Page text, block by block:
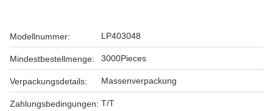
Modellnummer: LP403048
Mindestbestellmenge: 3000Pieces
Verpackungsdetails: Massenverpackung
Zahlungsbedingungen: T/T